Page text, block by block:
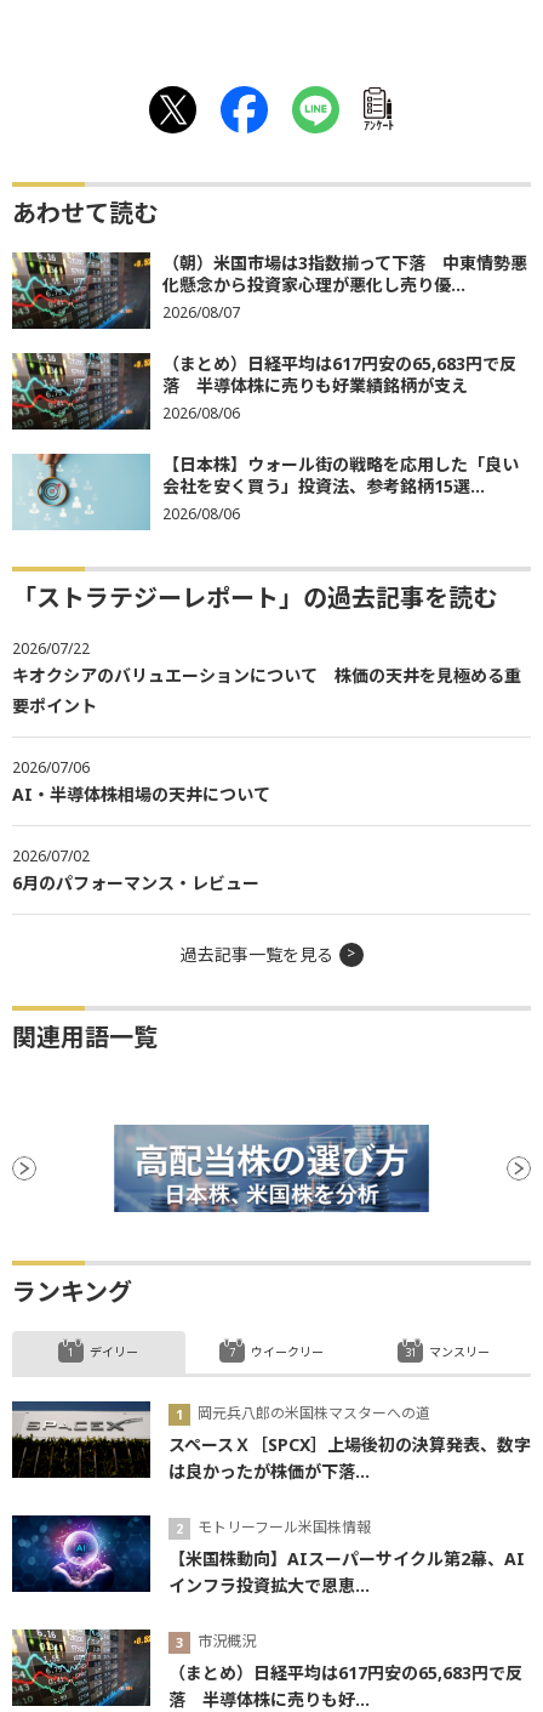
ｱﾝｹｰﾄ
あわせて読む
（朝）米国市場は3指数揃って下落 中東情勢悪
化懸念から投資家心理が悪化し売り優...
2026/08/07
（まとめ）日経平均は617円安の65,683円で反
落 半導体株に売りも好業績銘柄が支え
2026/08/06
【日本株】ウォール街の戦略を応用した「良い
会社を安く買う」投資法、参考銘柄15選...
2026/08/06
「ストラテジーレポート」の過去記事を読む
2026/07/22
キオクシアのバリュエーションについて 株価の天井を見極める重
要ポイント
2026/07/06
AI・半導体株相場の天井について
2026/07/02
6月のパフォーマンス・レビュー
過去記事一覧を見る
関連用語一覧
ランキング
デイリー
岡元兵八郎の米国株マスターへの道
スペースＸ［SPCX］上場後初の決算発表、数字
は良かったが株価が下落...
モトリーフール米国株情報
【米国株動向】AIスーパーサイクル第2幕、AI
インフラ投資拡大で恩恵...
市況概況
（まとめ）日経平均は617円安の65,683円で反
落 半導体株に売りも好...
ウイークリー マンスリー